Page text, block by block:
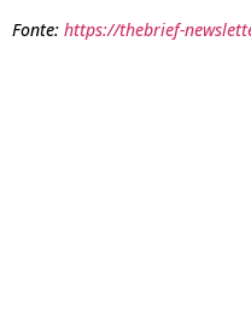
Fonte: https://thebrief-